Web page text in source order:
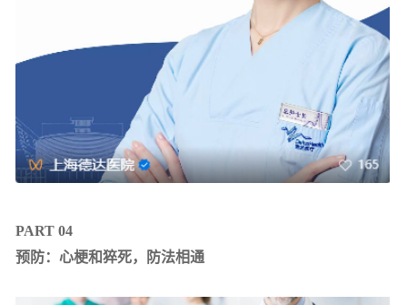
PART 04
预防：心梗和猝死，防法相通